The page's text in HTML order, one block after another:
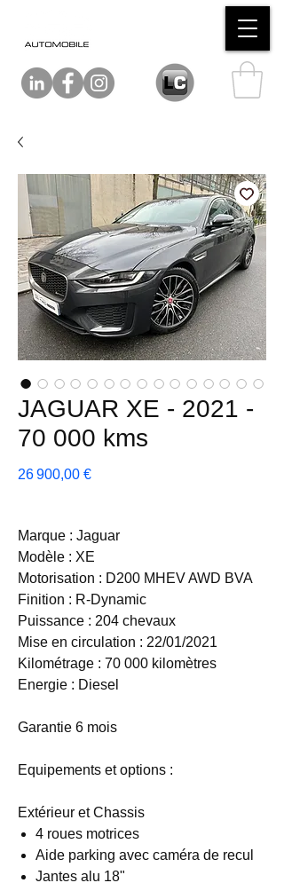
JAGUAR XE - 2021 -
70 000 kms
26 900,00 €Prix
Marque : Jaguar
Modèle : XE
Motorisation : D200 MHEV AWD BVA
Finition : R-Dynamic
Puissance : 204 chevaux
Mise en circulation : 22/01/2021
Kilométrage : 70 000 kilomètres
Energie : Diesel
Garantie 6 mois
Equipements et options :
Extérieur et Chassis
4 roues motrices
Aide parking avec caméra de recul
Jantes alu 18"